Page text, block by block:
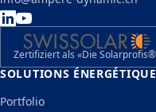
Zertifiziert als «Die
SOLUTIONS
Portfolio